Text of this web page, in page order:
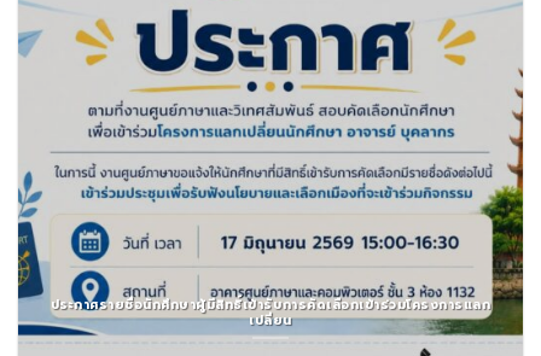
ประกาศรายชื่อนักศึกษาผู้มีสิทธิ์เข้ารับการคัดเลือกเข้าร่วมโครงการแลก
เปลี่ยน